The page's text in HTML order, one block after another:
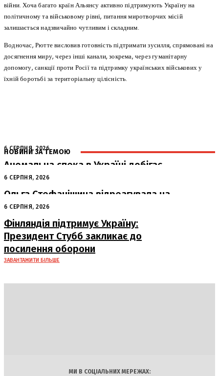
війни. Хоча багато країн Альянсу активно підтримують Україну на
політичному та військовому рівні, питання миротворчих місій
залишається надзвичайно чутливим і складним.
Водночас, Рютте висловив готовність підтримати зусилля, спрямовані на
досягнення миру, через інші канали, зокрема, через гуманітарну
допомогу, санкції проти Росії та підтримку українських військових у
їхній боротьбі за територіальну цілісність.
НОВИНИ ЗА ТЕМОЮ
6 СЕРПНЯ, 2026
Аномальна спека в Україні добігає
кінця: очікується похолодання
6 СЕРПНЯ, 2026
Ольга Стефанішина відреагувала на
підозри від НАБУ та САП
6 СЕРПНЯ, 2026
Фінляндія підтримує Україну:
Президент Стубб закликає до
посилення оборони
ЗАВАНТАЖИТИ БІЛЬШЕ
МИ В СОЦІАЛЬНИХ МЕРЕЖАХ: